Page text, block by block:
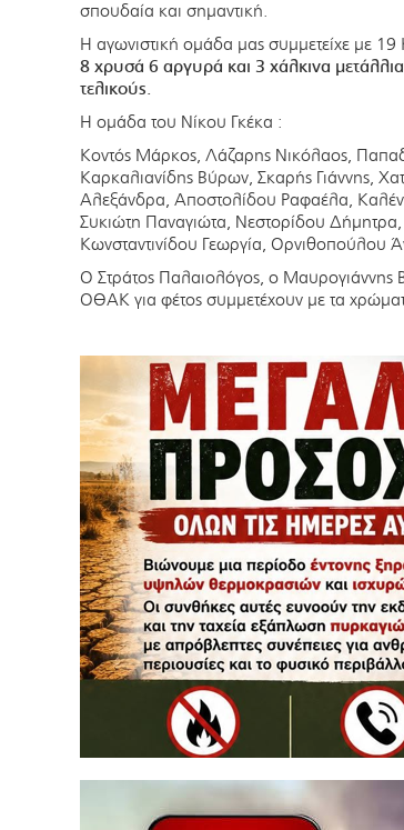
σπουδαία και σημαντική.
Η αγωνιστική ομάδα μας συμμετείχε με 19
8 χρυσά 6 αργυρά και 3 χάλκινα
τελικούς.
Η ομάδα του Νίκου Γκέκα :
Κοντός Μάρκος, Λάζαρης Νικόλαος,
Καρκαλιανίδης Βύρων, Σκαρής Γιάννης,
Αλεξάνδρα, Αποστολίδου Ραφαέλα,
Συκιώτη Παναγιώτα, Νεστορίδου
Κωνσταντινίδου Γεωργία, Ορνιθοπούλου
Ο Στράτος Παλαιολόγος, ο Μαυρογιάννης
ΟΘΑΚ για φέτος συμμετέχουν με τα